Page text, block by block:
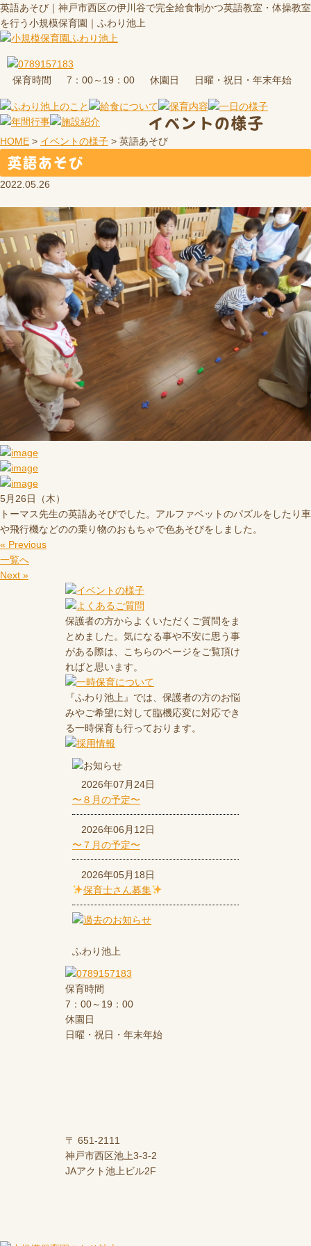
英語あそび｜神戸市西区の伊川谷で完全給食制かつ英語教室・体操教室
を行う小規模保育園｜ふわり池上
保育時間 7：00～19：00 休園日 日曜・祝日・年末年始
イベントの様子
HOME > イベントの様子 > 英語あそび
英語あそび
2022.05.26
5月26日（木）
トーマス先生の英語あそびでした。アルファベットのパズルをしたり車
や飛行機などのの乗り物のおもちゃで色あそびをしました。
« Previous
一覧へ
Next »
保護者の方からよくいただくご質問をま
とめました。気になる事や不安に思う事
がある際は、こちらのページをご覧頂け
ればと思います。
『ふわり池上』では、保護者の方のお悩
みやご希望に対して臨機応変に対応でき
る一時保育も行っております。
2026年07月24日
〜８月の予定〜
2026年06月12日
〜７月の予定〜
2026年05月18日
保育士さん募集
ふわり池上
保育時間
7：00～19：00
休園日
日曜・祝日・年末年始
〒 651-2111
神戸市西区池上3-3-2
JAアクト池上ビル2F